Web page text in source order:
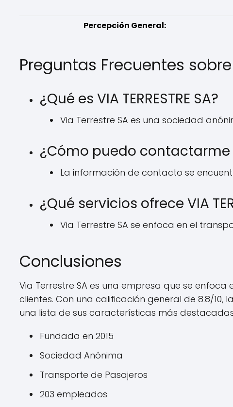
Percepción General:
Preguntas Frecuentes sobre
¿Qué es VIA TERRESTRE SA?
Via Terrestre SA es una sociedad
¿Cómo puedo contactarme
La información de contacto se
¿Qué servicios ofrece VIA
Via Terrestre SA se enfoca en el
Conclusiones
Via Terrestre SA es una empresa que se
clientes. Con una calificación general de 8.8/
una lista de sus características más
Fundada en 2015
Sociedad Anónima
Transporte de Pasajeros
203 empleados